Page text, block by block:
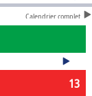
Calendrier complet
13